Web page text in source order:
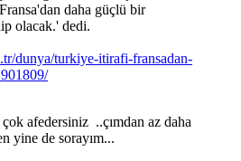
daha güçlü bir
olacak.' dedi.
dunya/turkiye-itirafi-fransadan-
afedersiniz ..çımdan az daha
yine de sorayım...